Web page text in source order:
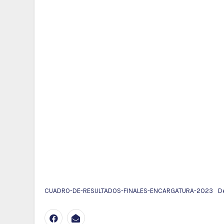
CUADRO-DE-RESULTADOS-FINALES-ENCARGATURA-2023